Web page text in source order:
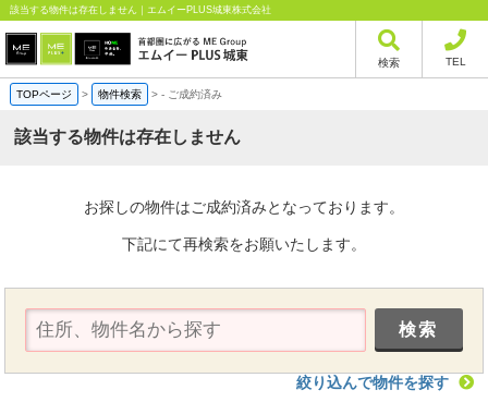
該当する物件は存在しません｜エムイーPLUS城東株式会社
検索 TEL
TOPページ > 物件検索 >- ご成約済み
該当する物件は存在しません
お探しの物件はご成約済みとなっております。
下記にて再検索をお願いたします。
絞り込んで物件を探す